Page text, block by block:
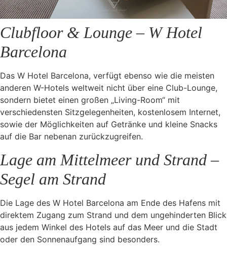
Clubfloor & Lounge – W Hotel
Barcelona
Das W Hotel Barcelona, verfügt ebenso wie die meisten
anderen W-Hotels weltweit nicht über eine Club-Lounge,
sondern bietet einen großen „Living-Room“ mit
verschiedensten Sitzgelegenheiten, kostenlosem Internet,
sowie der Möglichkeiten auf Getränke und kleine Snacks
auf die Bar nebenan zurückzugreifen.
Lage am Mittelmeer und Strand –
Segel am Strand
Die Lage des W Hotel Barcelona am Ende des Hafens mit
direktem Zugang zum Strand und dem ungehinderten Blick
aus jedem Winkel des Hotels auf das Meer und die Stadt
oder den Sonnenaufgang sind besonders.